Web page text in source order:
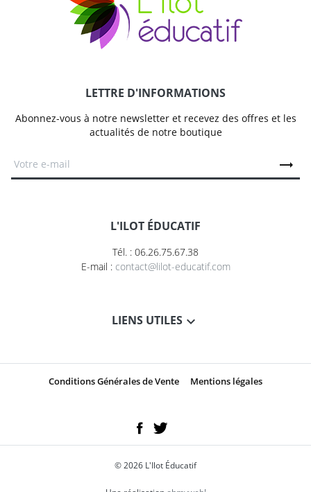
L'ILOT ÉDUCATIF
Tél. : 06.26.75.67.38
E-mail : contact@lilot-educatif.com
LIENS UTILES
LETTRE D'INFORMATIONS
Abonnez-vous à notre newsletter et recevez des offres et les
actualités de notre boutique
Conditions Générales de Vente Mentions légales
© 2026 L'Ilot Éducatif